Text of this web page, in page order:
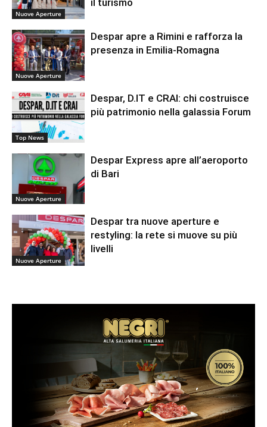
Nuove Aperture
Nuove Aperture
Despar apre a Rimini e rafforza la
presenza in Emilia-Romagna
Top News
Despar, D.IT e CRAI: chi costruisce
più patrimonio nella galassia Forum
Nuove Aperture
Despar Express apre all’aeroporto
di Bari
Nuove Aperture
Despar tra nuove aperture e
restyling: la rete si muove su più
livelli